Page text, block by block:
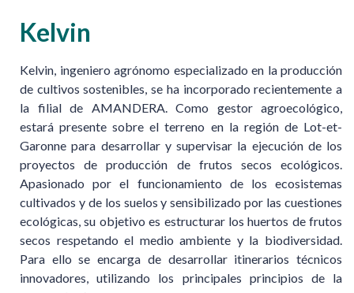
Kelvin
Kelvin, ingeniero agrónomo especializado en la producción
de cultivos sostenibles, se ha incorporado recientemente a
la filial de AMANDERA. Como gestor agroecológico,
estará presente sobre el terreno en la región de Lot-et-
Garonne para desarrollar y supervisar la ejecución de los
proyectos de producción de frutos secos ecológicos.
Apasionado por el funcionamiento de los ecosistemas
cultivados y de los suelos y sensibilizado por las cuestiones
ecológicas, su objetivo es estructurar los huertos de frutos
secos respetando el medio ambiente y la biodiversidad.
Para ello se encarga de desarrollar itinerarios técnicos
innovadores, utilizando los principales principios de la